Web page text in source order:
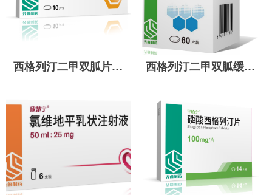
西格列汀二甲双胍片(Ⅱ)
西格列汀二甲双胍缓释